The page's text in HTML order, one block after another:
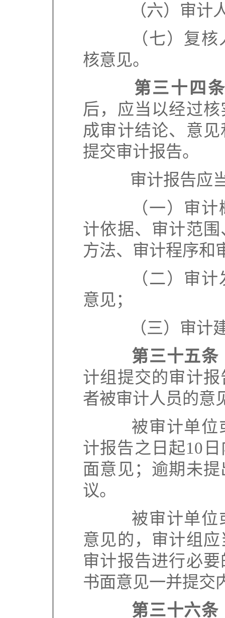
（六）审计人
（七）复核
核意见。
第三十四
后，应当以经过
成审计结论、意
提交审计报告。
审计报告应当
（一）审计
计依据、审计范
方法、审计程序和
（二）审计
意见；
（三）审计
第三十五条
计组提交的审计
者被审计人员的意
被审计单位
计报告之日起10
面意见；逾期未
议。
被审计单位
意见的，审计组
审计报告进行必
书面意见一并提交
第三十六条